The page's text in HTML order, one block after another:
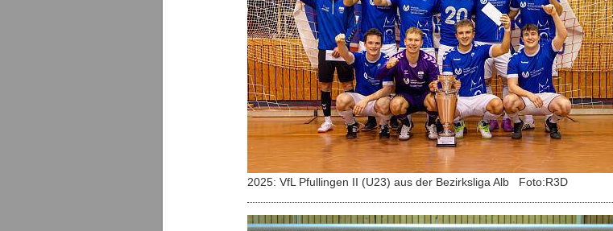
2025: VfL Pfullingen II (U23) aus der Bezirksliga Alb Foto:R3D